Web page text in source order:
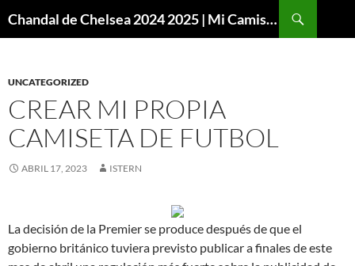
Chandal de Chelsea 2024 2025 | Mi Camiseta Futbol
UNCATEGORIZED
CREAR MI PROPIA
CAMISETA DE FUTBOL
ABRIL 17, 2023 ISTERN
La decisión de la Premier se produce después de que el
gobierno británico tuviera previsto publicar a finales de este